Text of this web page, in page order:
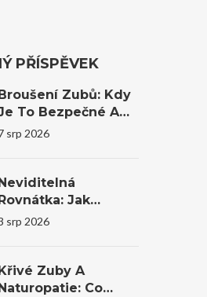
PŘÍSPĚVEK
Zubů: Kdy
To Bezpečné A
Bys Měl Raději
srp 2026
Jak
srp 2026
Zuby A
Co